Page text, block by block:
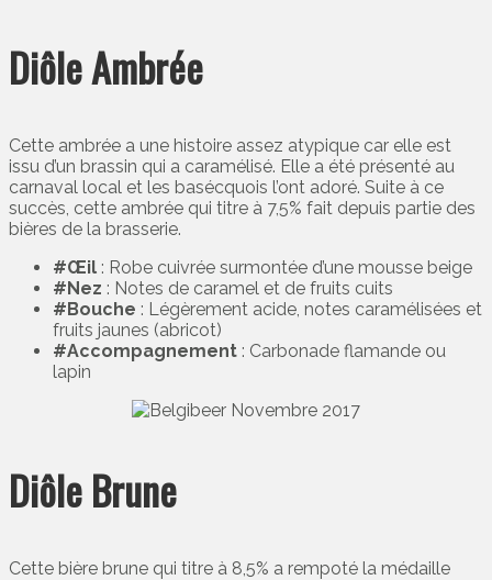
Diôle Ambrée
Cette ambrée a une histoire assez atypique car elle est
issu d’un brassin qui a caramélisé. Elle a été présenté au
carnaval local et les basécquois l’ont adoré. Suite à ce
succès, cette ambrée qui titre à 7,5% fait depuis partie des
bières de la brasserie.
#Œil : Robe cuivrée surmontée d’une mousse beige
#Nez : Notes de caramel et de fruits cuits
#Bouche : Légèrement acide, notes caramélisées et
fruits jaunes (abricot)
#Accompagnement : Carbonade flamande ou
lapin
Diôle Brune
Cette bière brune qui titre à 8,5% a rempoté la médaille